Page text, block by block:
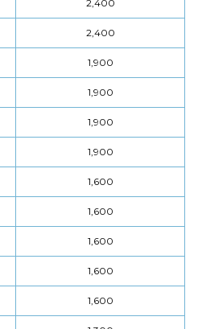
2,400
2,400
1,900
1,900
1,900
1,900
1,600
1,600
1,600
1,600
1,600